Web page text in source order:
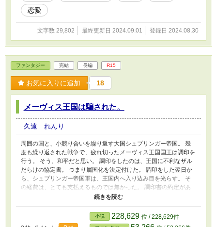
恋愛
文字数 29,802 最終更新日 2024.09.01 登録日 2024.08.30
ファンタジー 完結 長編 R15
お気に入りに追加 18
メーヴィス王国は騙された。
久遠 れんり
周囲の国と、小競り合いを繰り返す大国シュプリンガー帝国。 幾
度も繰り返された戦争で、疲れ切ったメーヴィス王国国王は調印を
行う。 そう、和平だと思い。 調印をしたのは、王国に不利なザル
だらけの協定書。 つまり属国化を決定付けた。 調印をした翌日か
ら、シュプリンガー帝国軍は、王国内へ入り込み目を光らす。 そ
の経費は、とても支払えるものでは無かった。 調印書の約定があ
るため、帝国兵に手が出せない。 書面で苦情を言っても、覚えが
無い。見ていないとの一点張り。 一年が過ぎた頃には、財政は破
綻し、餌を貰い暮らす国が一つ出来上がった。 その間にも請求さ
れる経費は積み上がり、国民は奴隷として徴収される。 そして一
小説 228,629 位 / 228,629件